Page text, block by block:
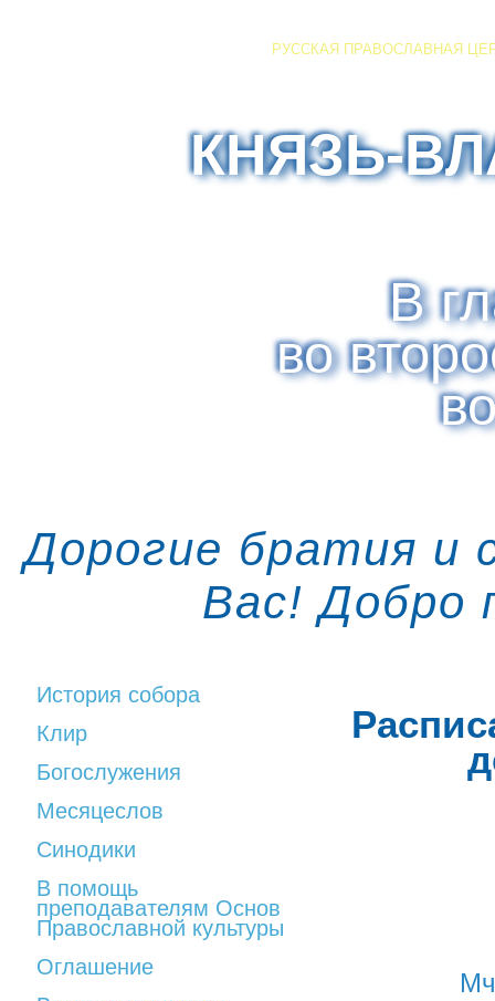
РУССКАЯ ПРАВОСЛАВНАЯ
КНЯЗЬ-
В
во
Дорогие братия и
Вас! Добро
История собора
Клир
Богослужения
Месяцеслов
Синодики
В помощь
преподавателям Основ
Православной культуры
Оглашение